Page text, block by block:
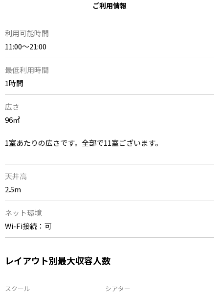
ご利用情報
利用可能時間
11:00〜21:00
最低利用時間
1時間
広さ
96㎡
1室あたりの広さです。全部で11室ございます。
天井高
2.5m
ネット環境
Wi-Fi接続：可
レイアウト別最大収容人数
スクール
シアター